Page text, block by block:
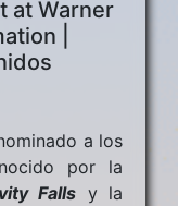
at Warner
|
a los
por la
Falls y la